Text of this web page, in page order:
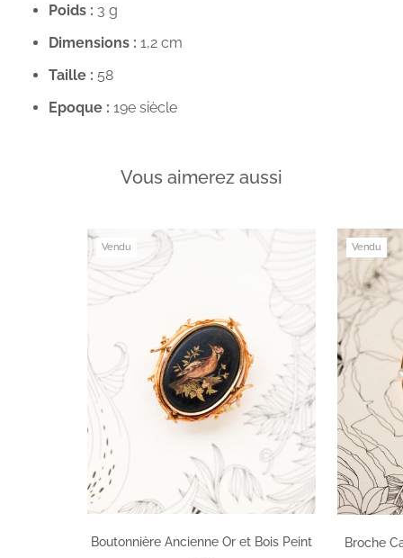
Poids : 3 g
Dimensions : 1,2 cm
Taille : 58
Epoque : 19e siècle
Vous aimerez aussi
Vendu
Boutonnière Ancienne Or et Bois Peint
Vendu
Broche